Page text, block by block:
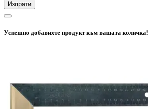
Изпрати
Успешно добавихте продукт към вашата количка!